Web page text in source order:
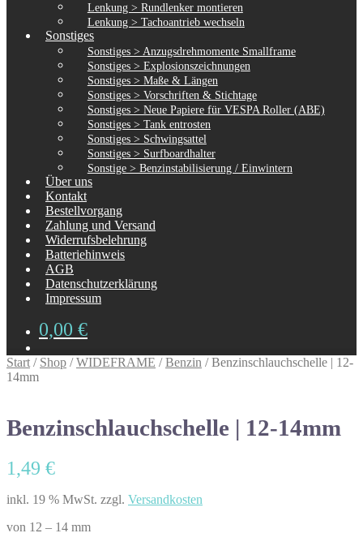
Lenkung > Rundlenker montieren
Lenkung > Tachoantrieb wechseln
Sonstiges
Sonstiges > Anzugsdrehmomente Smallframe
Sonstiges > Explosionszeichnungen
Sonstiges > Maße & Längen
Sonstiges > Vorschriften & Stichtage
Sonstiges > Neue Papiere für VESPA Roller (ABE)
Sonstiges > Tank entrosten
Sonstiges > Schwingsattel
Sonstiges > Surfboardhalter
Sonstige > Benzinstabilisierung / Einwintern
Über uns
Kontakt
Bestellvorgang
Zahlung und Versand
Widerrufsbelehrung
Batteriehinweis
AGB
Datenschutzerklärung
Impressum
0,00 €
Start / Shop /WIDEFRAME /Benzin /Benzinschlauchschelle | 12-
14mm
Benzinschlauchschelle | 12-14mm
1,49 €
inkl. 19 % MwSt. zzgl. Versandkosten
von 12 – 14 mm